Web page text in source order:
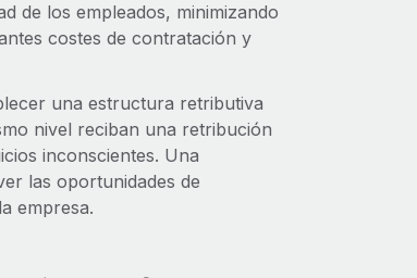
de los empleados, minimizando
costes de contratación y
una estructura retributiva
nivel reciban una retribución
inconscientes. Una
las oportunidades de
empresa.